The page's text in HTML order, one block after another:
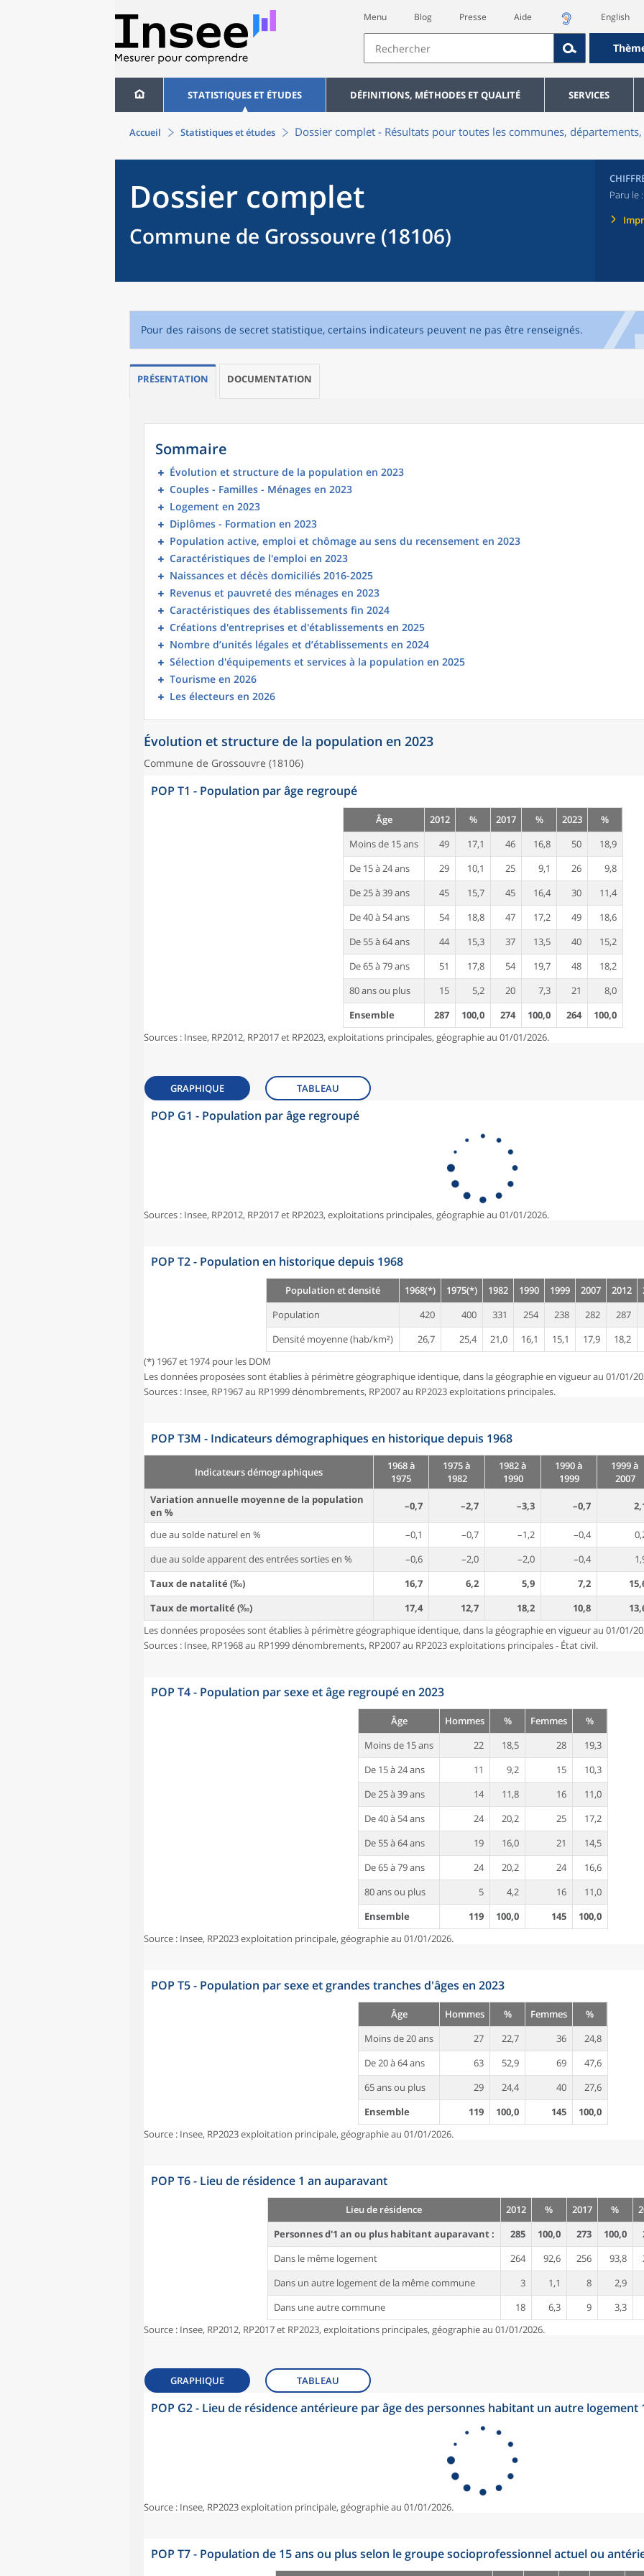
Menu Blog Presse Aide English
STATISTIQUES ET ÉTUDES DÉFINITIONS, MÉTHODES ET QUALITÉ SERVICES
Accueil Statistiques et études Dossier complet - Résultats pour toutes les communes,
Dossier complet
Commune de Grossouvre (18106)
Paru le
Pour des raisons de secret statistique, certains indicateurs peuvent ne pas être renseignés.
PRÉSENTATION DOCUMENTATION
Sommaire
Évolution et structure de la population en 2023
Couples - Familles - Ménages en 2023
Logement en 2023
Diplômes - Formation en 2023
Population active, emploi et chômage au sens du recensement en 2023
Caractéristiques de l'emploi en 2023
Naissances et décès domiciliés 2016-2025
Revenus et pauvreté des ménages en 2023
Caractéristiques des établissements fin 2024
Créations d'entreprises et d'établissements en 2025
Nombre d’unités légales et d’établissements en 2024
Sélection d'équipements et services à la population en 2025
Tourisme en 2026
Les électeurs en 2026
Évolution et structure de la population en 2023
Commune de Grossouvre (18106)
POP T1 - Population par âge regroupé
Âge 2012 % 2017 % 2023
%
Moins de 15 ans
49 17,1 46 16,8 50
18,9
De 15 à 24 ans
29 10,1 25 9,1 26
9,8
De 25 à 39 ans
45 15,7 45 16,4 30
11,4
De 40 à 54 ans
54 18,8 47 17,2 49
18,6
De 55 à 64 ans
44 15,3 37 13,5 40
15,2
De 65 à 79 ans
51 17,8 54 19,7 48
18,2
80 ans ou plus
15 5,2 20 7,3 21
8,0
Ensemble
287 100,0 274 100,0 264
100,0
Sources : Insee, RP2012, RP2017 et RP2023, exploitations principales, géographie au 01/01/2026.
GRAPHIQUE TABLEAU
POP G1 - Population par âge regroupé
Sources : Insee, RP2012, RP2017 et RP2023, exploitations principales, géographie au 01/01/2026.
POP T2 - Population en historique depuis 1968
Population et densité 1968(*) 1975(*) 1982 1990 1999 2007 2012
Population
420 400 331 254 238 282
287
Densité moyenne (hab/km²)
26,7 25,4 21,0 16,1 15,1 17,9
18,2
(*) 1967 et 1974 pour les DOM
Les données proposées sont établies à périmètre géographique identique, dans la géographie en vigueur au 01/01/
Sources : Insee, RP1967 au RP1999 dénombrements, RP2007 au RP2023 exploitations principales.
POP T3M - Indicateurs démographiques en historique depuis 1968
Indicateurs démographiques
1968 à
1975
1975 à
1982
1982 à
1990
1990 à
1999
1999 à
2007
Variation annuelle moyenne de la population
en %
–0,7 –2,7 –3,3 –0,7
due au solde naturel en % –0,1 –0,7 –1,2 –0,4
due au solde apparent des entrées sorties en %
–0,6 –2,0 –2,0 –0,4
Taux de natalité (‰)
16,7 6,2 5,9 7,2
Taux de mortalité (‰)
17,4 12,7 18,2 10,8
Les données proposées sont établies à périmètre géographique identique, dans la géographie en vigueur au 01/01/
Sources : Insee, RP1968 au RP1999 dénombrements, RP2007 au RP2023 exploitations principales - État civil.
POP T4 - Population par sexe et âge regroupé en 2023
Âge Hommes % Femmes
%
Moins de 15 ans
22 18,5 28
19,3
De 15 à 24 ans
11 9,2 15
10,3
De 25 à 39 ans
14 11,8 16
11,0
De 40 à 54 ans
24 20,2 25
17,2
De 55 à 64 ans
19 16,0 21
14,5
De 65 à 79 ans
24 20,2 24
16,6
80 ans ou plus
5 4,2 16
11,0
Ensemble
119 100,0 145
100,0
Source : Insee, RP2023 exploitation principale, géographie au 01/01/2026.
POP T5 - Population par sexe et grandes tranches d'âges en 2023
Âge Hommes % Femmes
%
Moins de 20 ans
27 22,7 36
24,8
De 20 à 64 ans
63 52,9 69
47,6
65 ans ou plus
29 24,4 40
27,6
Ensemble
119 100,0 145
100,0
Source : Insee, RP2023 exploitation principale, géographie au 01/01/2026.
POP T6 - Lieu de résidence 1 an auparavant
Lieu de résidence 2012 % 2017 %
Personnes d'1 an ou plus habitant auparavant :
285 100,0 273 100,0
Dans le même logement
264 92,6 256 93,8
Dans un autre logement de la même commune
3 1,1 8
2,9
Dans une autre commune
18 6,3 9
3,3
Source : Insee, RP2012, RP2017 et RP2023, exploitations principales, géographie au 01/01/2026.
GRAPHIQUE TABLEAU
POP G2 - Lieu de résidence antérieure par âge des personnes habitant un autre logement
Source : Insee, RP2023 exploitation principale, géographie au 01/01/2026.
POP T7 - Population de 15 ans ou plus selon le groupe socioprofessionnel actuel ou